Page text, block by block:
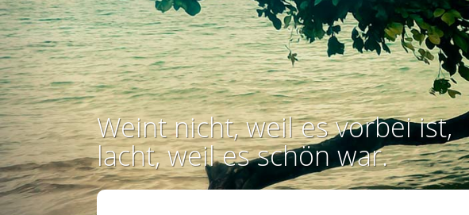
Weint nicht, weil es vorbei ist,
lacht, weil es schön war.